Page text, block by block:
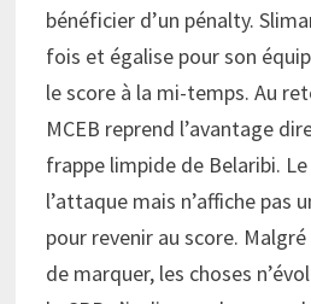
bénéficier d’un pénalty.
fois et égalise pour son
le score à la mi-temps. Au
MCEB reprend l’avantage
frappe limpide de Belaribi.
l’attaque mais n’affiche pas
pour revenir au score.
de marquer, les choses